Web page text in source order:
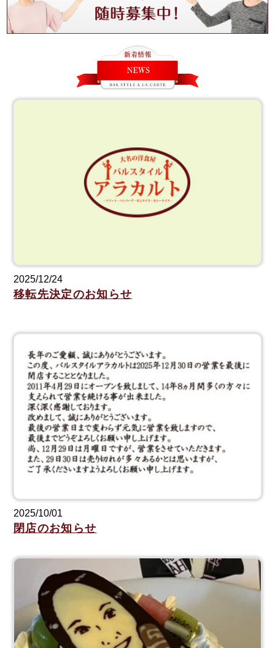
2025/12/24
移転先決定のお知らせ
2025/10/01
閉店のお知らせ